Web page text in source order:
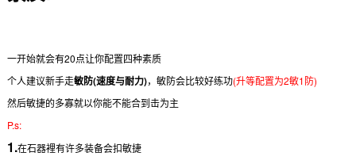
一开始就会有20点让你配置四种素质
个人建议新手走敏防(速度与耐力)，敏防会比较好练功(升等配置为2敏1防)
然后敏捷的多寡就以你能不能合到击为主
P.s:
1.在石器裡有许多装备会扣敏捷